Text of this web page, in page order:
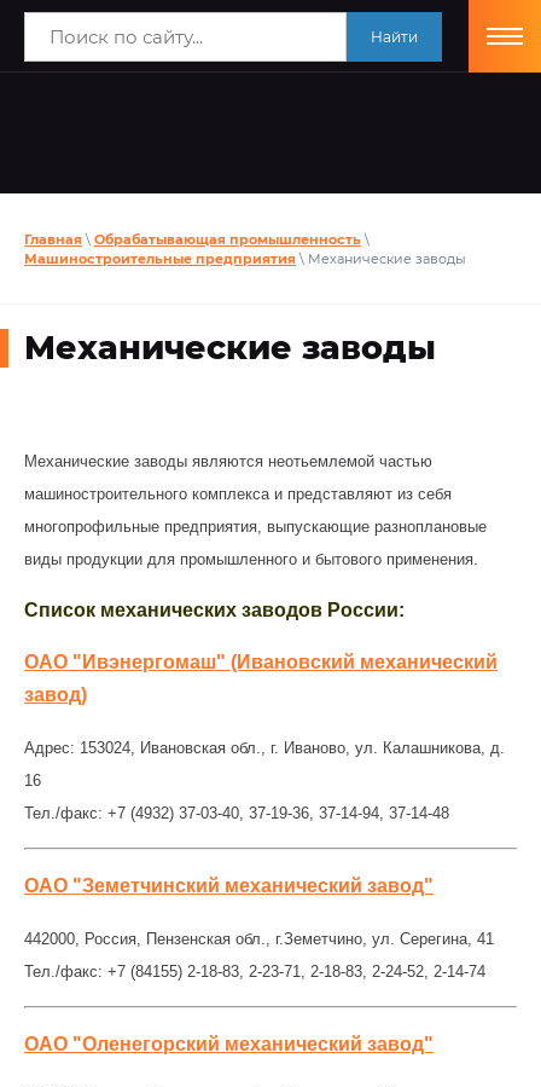
Найти
Главная \ Обрабатывающая промышленность \
Машиностроительные предприятия \ Механические заводы
Механические заводы
Механические заводы являются неотьемлемой частью
машиностроительного комплекса и представляют из себя
многопрофильные предприятия, выпускающие разноплановые
виды продукции для промышленного и бытового применения.
Список механических заводов России:
ОАО "Ивэнергомаш" (Ивановский механический
завод)
Адрес: 153024, Ивановская обл., г. Иваново, ул. Калашникова, д.
16
Тел./факс: +7 (4932) 37-03-40, 37-19-36, 37-14-94, 37-14-48
ОАО "Земетчинский механический завод"
442000, Россия, Пензенская обл., г.Земетчино, ул. Серегина, 41
Тел./факс: +7 (84155) 2-18-83, 2-23-71, 2-18-83, 2-24-52, 2-14-74
ОАО "Оленегорский механический завод"